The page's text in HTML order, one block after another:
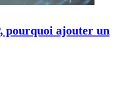
pourquoi ajouter un